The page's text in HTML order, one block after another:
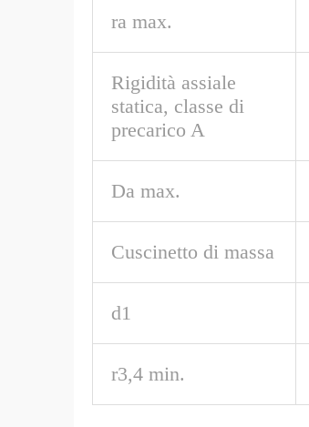
ra max.
Rigidità assiale
statica, classe di
precarico A
Da max.
Cuscinetto di massa
d1
r3,4 min.